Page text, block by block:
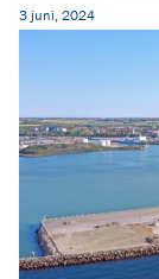
3 juni, 2024